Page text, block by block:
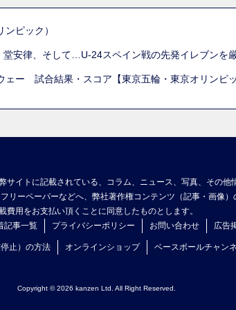
ピック）
安律、そして…U-24スペイン戦の先発イレブンを
ー 試合結果・スコア【東京五輪・東京オリンピッ
サイトに記載されている、コラム、ニュース、写真、その
リーペーパーなどへ、弊社著作権コンテンツ（記事・画像
用をお支払い頂くことに同意したものとします。
記事一覧 プライバシーポリシー お問い合わせ 広告
止）の方法 オンラインショップ ベースボールチャン
Copyright © 2026 kanzen Ltd. All Right Reserved.